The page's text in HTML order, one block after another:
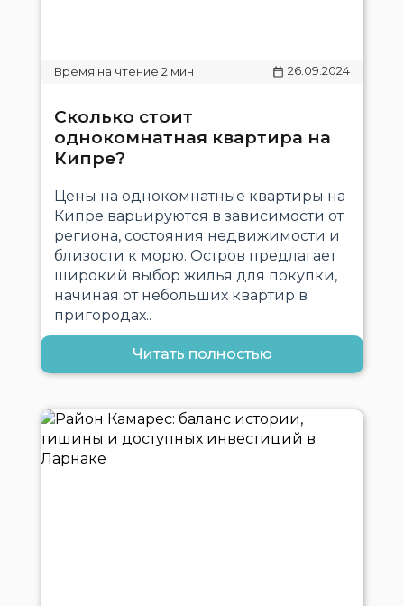
26.09.2024
Сколько стоит
однокомнатная квартира на
Кипре?
Цены на однокомнатные квартиры на
Кипре варьируются в зависимости от
региона, состояния недвижимости и
близости к морю. Остров предлагает
широкий выбор жилья для покупки,
начиная от небольших квартир в
пригородах..
Читать полностью